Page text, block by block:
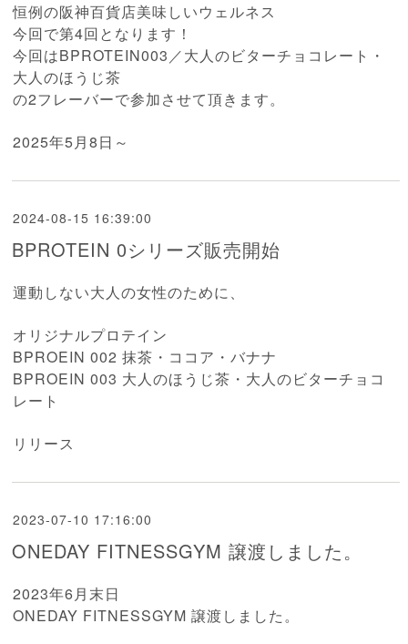
恒例の阪神百貨店美味しいウェルネス
今回で第4回となります！
今回はBPROTEIN003／大人のビターチョコレート・
大人のほうじ茶
の2フレーバーで参加させて頂きます。
2025年5月8日～
2024-08-15 16:39:00
BPROTEIN 0シリーズ販売開始
運動しない大人の女性のために、
オリジナルプロテイン
BPROEIN 002 抹茶・ココア・バナナ
BPROEIN 003 大人のほうじ茶・大人のビターチョコ
レート
リリース
2023-07-10 17:16:00
ONEDAY FITNESSGYM 譲渡しました。
2023年6月末日
ONEDAY FITNESSGYM 譲渡しました。